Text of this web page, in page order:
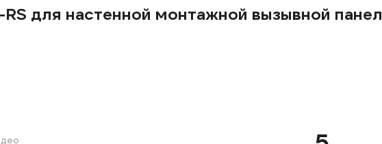
для настенной монтажной вызывной